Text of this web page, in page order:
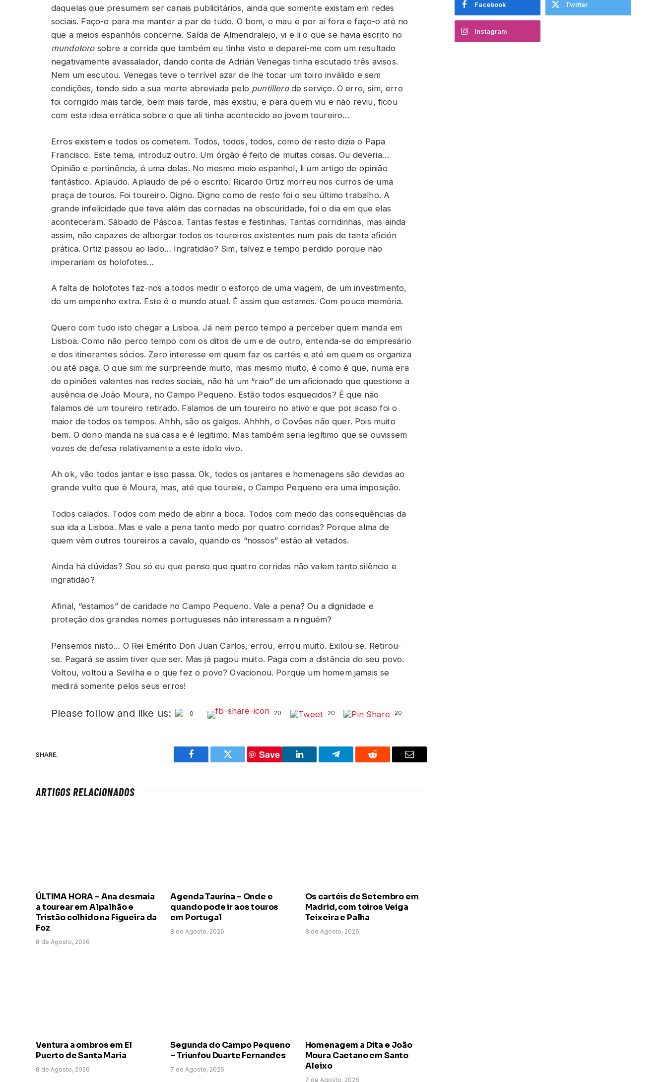
daquelas que presumem ser canais publicitários, ainda que somente existam em redes
sociais. Faço-o para me manter a par de tudo. O bom, o mau e por aí fora e faço-o até no
que a meios espanhóis concerne. Saída de Almendralejo, vi e li o que se havia escrito no
mundotorosobre a corrida que também eu tinha visto e deparei-me com um resultado
negativamente avassalador, dando conta de Adrián Venegas tinha escutado três avisos.
Nem um escutou. Venegas teve o terrível azar de lhe tocar um toiro inválido e sem
condições, tendo sido a sua morte abreviada pelo puntillerode serviço. O erro, sim, erro
foi corrigido mais tarde, bem mais tarde, mas existiu, e para quem viu e não reviu, ficou
com esta ideia errática sobre o que ali tinha acontecido ao jovem toureiro…
Erros existem e todos os cometem. Todos, todos, todos, como de resto dizia o Papa
Francisco. Este tema, introduz outro. Um órgão é feito de muitas coisas. Ou deveria…
Opinião e pertinência, é uma delas. No mesmo meio espanhol, li um artigo de opinião
fantástico. Aplaudo. Aplaudo de pé o escrito. Ricardo Ortiz morreu nos curros de uma
praça de touros. Foi toureiro. Digno. Digno como de resto foi o seu último trabalho. A
grande infelicidade que teve além das cornadas na obscuridade, foi o dia em que elas
aconteceram. Sábado de Páscoa. Tantas festas e festinhas. Tantas corridinhas, mas ainda
assim, não capazes de albergar todos os toureiros existentes num país de tanta afición
prática. Ortiz passou ao lado… Ingratidão? Sim, talvez e tempo perdido porque não
imperariam os holofotes…
A falta de holofotes faz-nos a todos medir o esforço de uma viagem, de um investimento,
de um empenho extra. Este é o mundo atual. É assim que estamos. Com pouca memória.
Quero com tudo isto chegar a Lisboa. Já nem perco tempo a perceber quem manda em
Lisboa. Como não perco tempo com os ditos de um e de outro, entenda-se do empresário
e dos itinerantes sócios. Zero interesse em quem faz os cartéis e até em quem os organiza
ou até paga. O que sim me surpreende muito, mas mesmo muito, é como é que, numa era
de opiniões valentes nas redes sociais, não há um “raio” de um aficionado que questione a
ausência de João Moura, no Campo Pequeno. Estão todos esquecidos? É que não
falamos de um toureiro retirado. Falamos de um toureiro no ativo e que por acaso foi o
maior de todos os tempos. Ahhh, são os galgos. Ahhhh, o Covões não quer. Pois muito
bem. O dono manda na sua casa e é legitimo. Mas também seria legítimo que se ouvissem
vozes de defesa relativamente a este ídolo vivo.
Ah ok, vão todos jantar e isso passa. Ok, todos os jantares e homenagens são devidas ao
grande vulto que é Moura, mas, até que toureie, o Campo Pequeno era uma imposição.
Todos calados. Todos com medo de abrir a boca. Todos com medo das consequências da
sua ida a Lisboa. Mas e vale a pena tanto medo por quatro corridas? Porque alma de
quem vêm outros toureiros a cavalo, quando os “nossos” estão ali vetados.
Ainda há dúvidas? Sou só eu que penso que quatro corridas não valem tanto silêncio e
ingratidão?
Afinal, “estamos” de caridade no Campo Pequeno. Vale a pena? Ou a dignidade e
proteção dos grandes nomes portugueses não interessam a ninguém?
Pensemos nisto… O Rei Emérito Don Juan Carlos, errou, errou muito. Exilou-se. Retirou-
se. Pagará se assim tiver que ser. Mas já pagou muito. Paga com a distância do seu povo.
Voltou, voltou a Sevilha e o que fez o povo? Ovacionou. Porque um homem jamais se
medirá somente pelos seus erros!
Please follow and like us: 0 20 20 20
SHARE.
Facebook Twitter
Save
LinkedIn Telegram Reddit Email
ARTIGOS RELACIONADOS
ÚLTIMA HORA – Ana desmaia
a tourear em Alpalhão e
Tristão colhido na Figueira da
Foz
8 de Agosto, 2026
Agenda Taurina – Onde e
quando pode ir aos touros
em Portugal
8 de Agosto, 2026
Os cartéis de Setembro em
Madrid, com toiros Veiga
Teixeira e Palha
8 de Agosto, 2026
Ventura a ombros em El
Puerto de Santa Maria
8 de Agosto, 2026
Segunda do Campo Pequeno
– Triunfou Duarte Fernandes
7 de Agosto, 2026
Homenagem a Dita e João
Moura Caetano em Santo
Aleixo
7 de Agosto, 2026
Facebook Twitter
Instagram